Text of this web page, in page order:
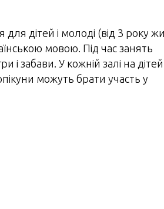
дітей і молоді (від 3 року
мовою. Під час занять
і забави. У кожній залі на дітей
можуть брати участь у